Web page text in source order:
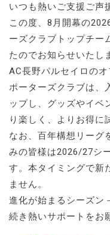
いつも熱いご支援ご声
この度、8月開幕の
ーズクラブトップチー
たのでお知らせいたし
AC長野パルセイロの
ポーターズクラブは、
ップし、グッズやイベ
り楽しく、よりお得に
なお、百年構想リーグ
みの皆様は2026/27シ
す。本タイミングで新
ません。
進化が始まるシーズン
続き熱いサポートをお